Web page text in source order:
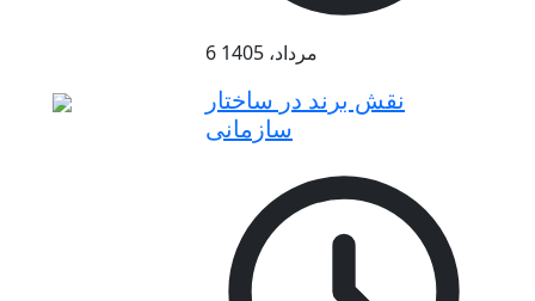
6 مرداد، 1405
نقش برند در ساختار
سازمانی